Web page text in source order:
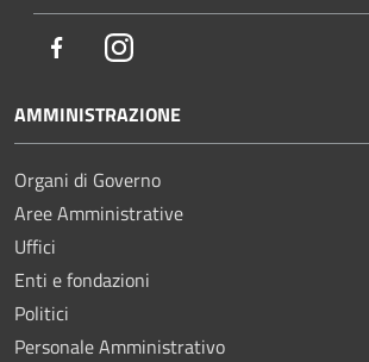
FacebookInstagram
AMMINISTRAZIONE
Organi di Governo
Aree Amministrative
Uffici
Enti e fondazioni
Politici
Personale Amministrativo